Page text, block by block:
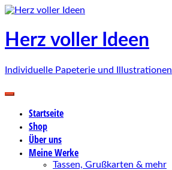
Zum
springen
Herz voller Ideen
Individuelle Papeterie und Illustrationen
Startseite
Shop
Über uns
Meine Werke
Tassen, Grußkarten & mehr